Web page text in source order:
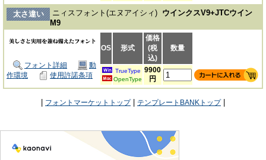
太さ違い ニィスフォント(エヌアイシィ) ウインクスV9+JTCウイン
M9
OS 形式
価格
(税
込)
数量
TrueType
OpenType
9900
円
フォント詳細
動
作環境
使用許諾条項
| フォントマーケットトップ| テンプレートBANKトップ|